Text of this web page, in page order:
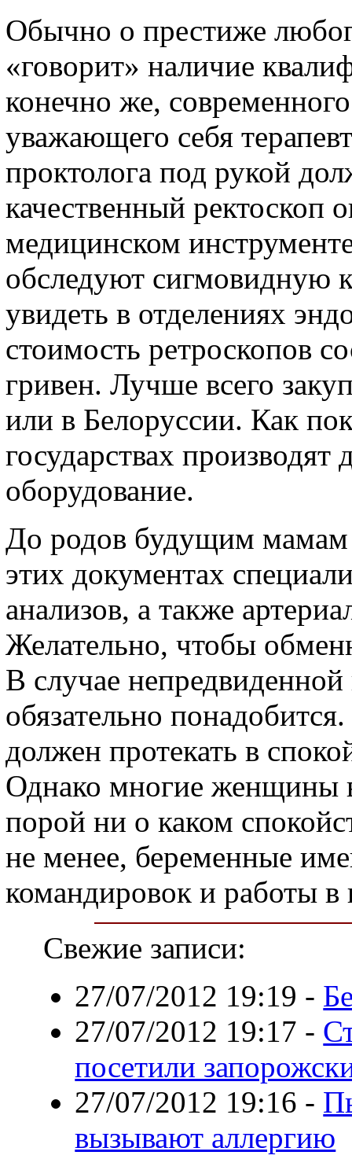
Обычно о престиже
«говорит» наличие
конечно же,
уважающего себя
проктолога под рукой
качественный ректоскоп
медицинском
обследуют сигмовидную
увидеть в отделениях
стоимость ретроскопов
гривен. Лучше всего
или в Белоруссии. Как
государствах
оборудование.
До родов будущим
этих документах
анализов, а также
Желательно, чтобы
В случае
обязательно
должен протекать в
Однако многие женщины
порой ни о каком
не менее, беременные
командировок и работы
Свежие записи:
27/07/2012 19:19 -
27/07/2012 19:17 -
посетили
27/07/2012 19:16 -
вызывают аллергию